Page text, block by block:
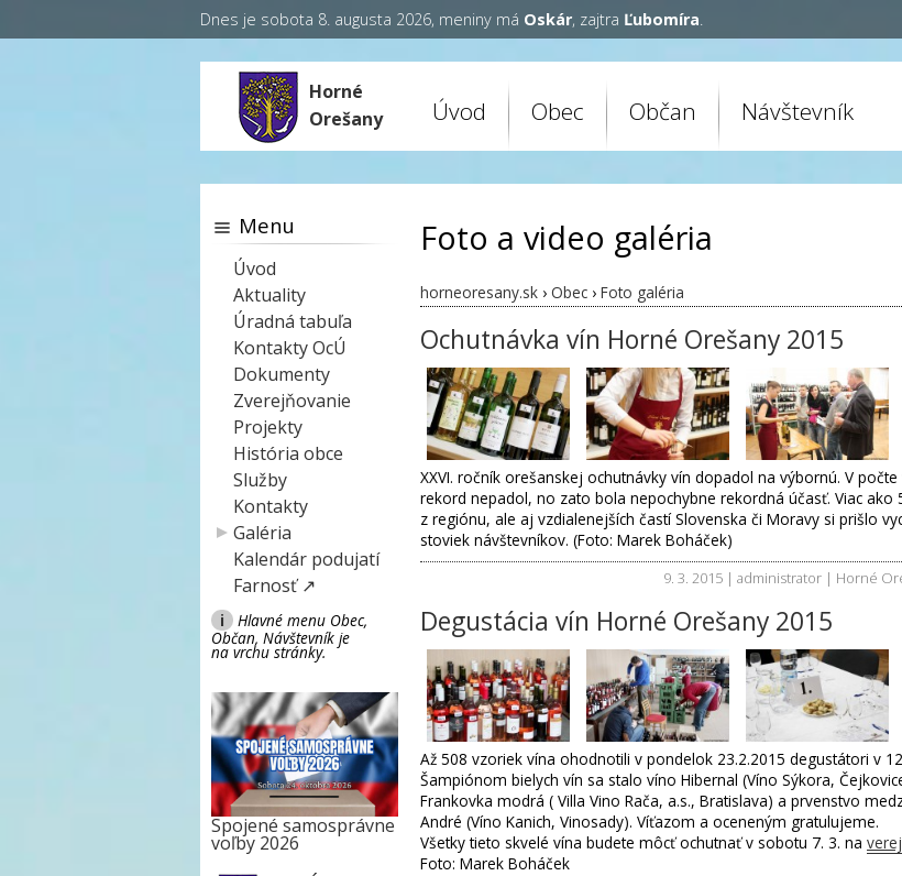
Dnes je sobota 8. augusta 2026, meniny má Oskár, zajtra Ľubomíra.
Horné
Orešany
Úvod Obec Občan Návštevník
Foto a video galéria
horneoresany.sk › Obec › Foto galéria
Ochutnávka vín Horné Orešany 2015
XXVI. ročník orešanskej ochutnávky vín dopadol na výbornú. V
rekord nepadol, no zato bola nepochybne rekordná účasť. Viac ako
z regiónu, ale aj vzdialenejších častí Slovenska či Moravy si prišlo
stoviek návštevníkov. (Foto: Marek Boháček)
9. 3. 2015 | administrator | Horné
Degustácia vín Horné Orešany 2015
Až 508 vzoriek vína ohodnotili v pondelok 23.2.2015 degustátori v
Šampiónom bielych vín sa stalo víno Hibernal (Víno Sýkora,
Frankovka modrá ( Villa Vino Rača, a.s., Bratislava) a prvenstvo
André (Víno Kanich, Vinosady). Víťazom a oceneným gratulujeme.
Všetky tieto skvelé vína budete môcť ochutnať v sobotu 7. 3. na
Foto: Marek Boháček
Menu
Úvod
Aktuality
Úradná tabuľa
Kontakty OcÚ
Dokumenty
Zverejňovanie
Projekty
História obce
Služby
Kontakty
Galéria
Kalendár podujatí
Farnosť ↗
i
Hlavné menu Obec,
Občan, Návštevník je
na vrchu stránky.
Spojené samosprávne
voľby 2026